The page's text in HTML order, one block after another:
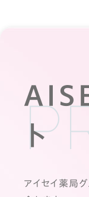
ト
アイセイ薬局